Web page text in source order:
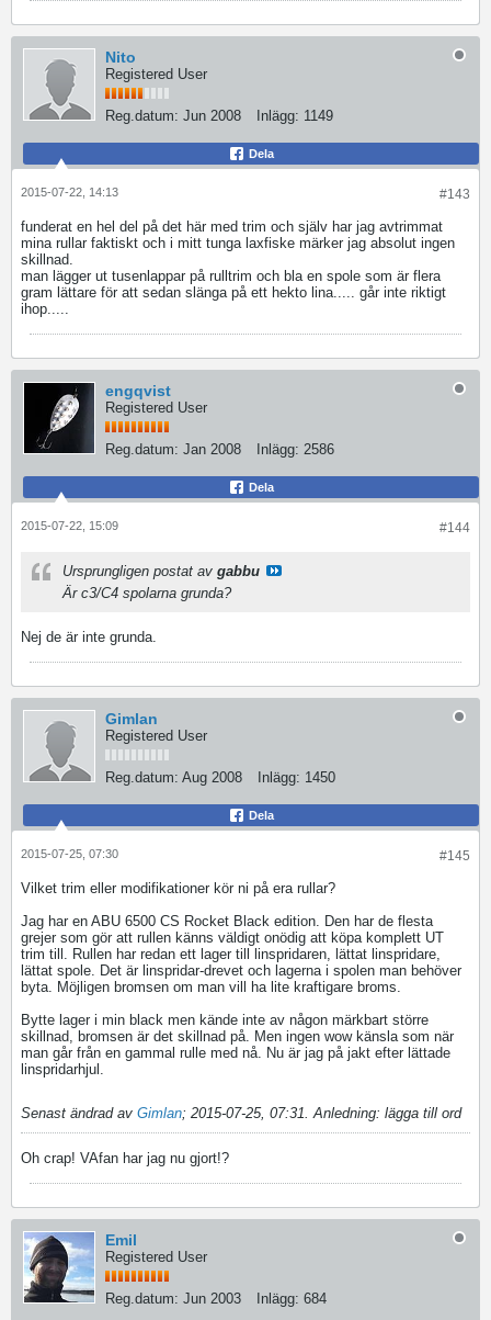
Nito
Registered User
Reg.datum: Jun 2008 Inlägg: 1149
Dela
#143
2015-07-22, 14:13
funderat en hel del på det här med trim och själv har jag avtrimmat
mina rullar faktiskt och i mitt tunga laxfiske märker jag absolut ingen
skillnad.
man lägger ut tusenlappar på rulltrim och bla en spole som är flera
gram lättare för att sedan slänga på ett hekto lina..... går inte riktigt
ihop.....
engqvist
Registered User
Reg.datum: Jan 2008 Inlägg: 2586
Dela
#144
2015-07-22, 15:09
Ursprungligen postat av gabbu
Är c3/C4 spolarna grunda?
Nej de är inte grunda.
Gimlan
Registered User
Reg.datum: Aug 2008 Inlägg: 1450
Dela
#145
2015-07-25, 07:30
Vilket trim eller modifikationer kör ni på era rullar?
Jag har en ABU 6500 CS Rocket Black edition. Den har de flesta
grejer som gör att rullen känns väldigt onödig att köpa komplett UT
trim till. Rullen har redan ett lager till linspridaren, lättat linspridare,
lättat spole. Det är linspridar-drevet och lagerna i spolen man behöver
byta. Möjligen bromsen om man vill ha lite kraftigare broms.
Bytte lager i min black men kände inte av någon märkbart större
skillnad, bromsen är det skillnad på. Men ingen wow känsla som när
man går från en gammal rulle med nå. Nu är jag på jakt efter lättade
linspridarhjul.
Senast ändrad av Gimlan; 2015-07-25, 07:31.Anledning: lägga till ord
Oh crap! VAfan har jag nu gjort!?
Emil
Registered User
Reg.datum: Jun 2003 Inlägg: 684